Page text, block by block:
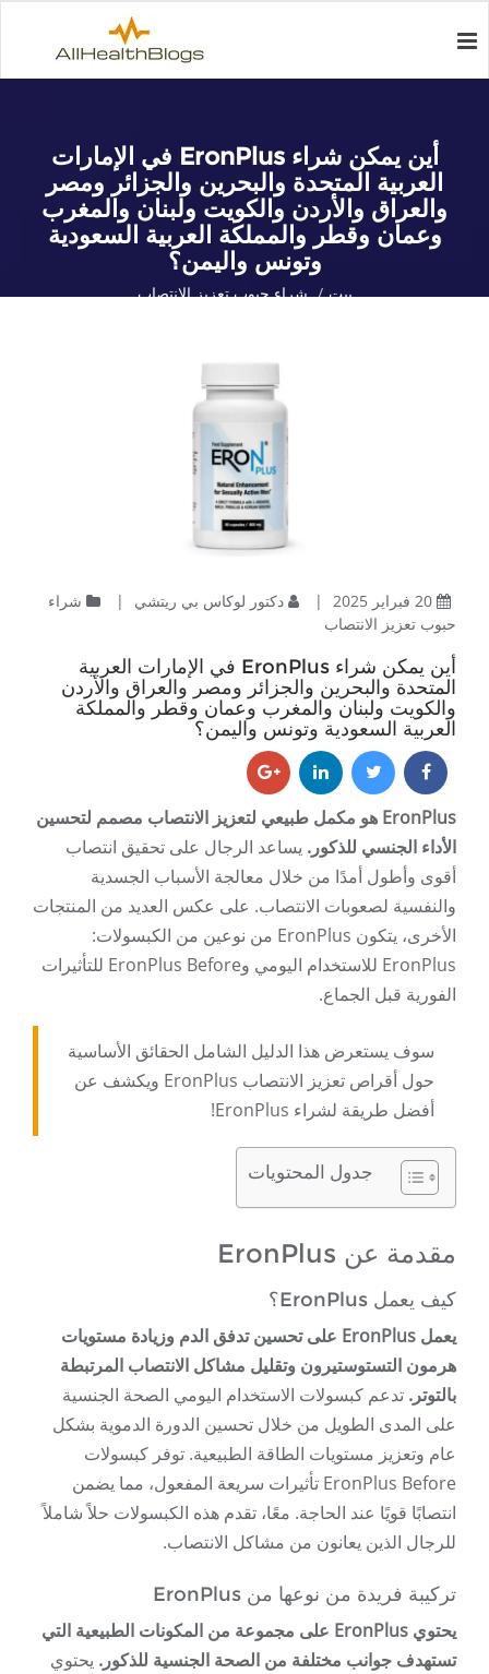
أين يمكن شراء EronPlus في الإمارات
العربية المتحدة والبحرين والجزائر ومصر
والعراق والأردن والكويت ولبنان والمغرب
وعمان وقطر والمملكة العربية السعودية
وتونس واليمن؟
بيت
شراء حبوب تعزيز الانتصاب
العربية السعودية وتونس واليمن؟
20 فبراير 2025 | دكتور لوكاس بي ريتشي |
شراء
حبوب تعزيز الانتصاب
أين يمكن شراء EronPlus في الإمارات العربية
المتحدة والبحرين والجزائر ومصر والعراق والأردن
والكويت ولبنان والمغرب وعمان وقطر والمملكة
العربية السعودية وتونس واليمن؟
EronPlus هو مكمل طبيعي لتعزيز الانتصاب مصمم لتحسين
الأداء الجنسي للذكور. يساعد الرجال على تحقيق انتصاب
أقوى وأطول أمدًا من خلال معالجة الأسباب الجسدية
والنفسية لصعوبات الانتصاب. على عكس العديد من المنتجات
الأخرى، يتكون EronPlus من نوعين من الكبسولات:
EronPlus للاستخدام اليومي وEronPlus Before للتأثيرات
الفورية قبل الجماع.
سوف يستعرض هذا الدليل الشامل الحقائق الأساسية
حول أقراص تعزيز الانتصاب EronPlus ويكشف عن
أفضل طريقة لشراء EronPlus!
جدول المحتويات
مقدمة عن EronPlus
كيف يعمل EronPlus؟
يعمل EronPlus على تحسين تدفق الدم وزيادة مستويات
هرمون التستوستيرون وتقليل مشاكل الانتصاب المرتبطة
بالتوتر. تدعم كبسولات الاستخدام اليومي الصحة الجنسية
على المدى الطويل من خلال تحسين الدورة الدموية بشكل
عام وتعزيز مستويات الطاقة الطبيعية. توفر كبسولات
EronPlus Before تأثيرات سريعة المفعول، مما يضمن
انتصابًا قويًا عند الحاجة. معًا، تقدم هذه الكبسولات حلاً شاملاً
للرجال الذين يعانون من مشاكل الانتصاب.
تركيبة فريدة من نوعها من EronPlus
يحتوي EronPlus على مجموعة من المكونات الطبيعية التي
تستهدف جوانب مختلفة من الصحة الجنسية للذكور. يحتوي